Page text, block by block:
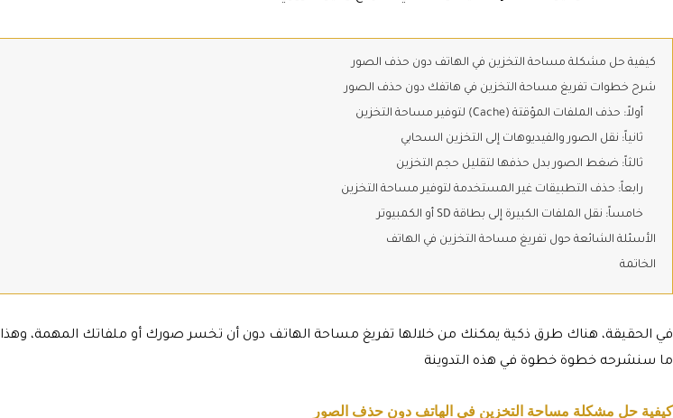
كيفية حل مشكلة مساحة التخزين في الهاتف دون حذف الصور
شرح خطوات تفريغ مساحة التخزين في هاتفك دون حذف الصور
أولاً: حذف الملفات المؤقتة (Cache) لتوفير مساحة التخزين
ثانياً: نقل الصور والفيديوهات إلى التخزين السحابي
ثالثاً: ضغط الصور بدل حذفها لتقليل حجم التخزين
رابعاً: حذف التطبيقات غير المستخدمة لتوفير مساحة التخزين
خامساً: نقل الملفات الكبيرة إلى بطاقة SD أو الكمبيوتر
الأسئلة الشائعة حول تفريغ مساحة التخزين في الهاتف
الخاتمة
في الحقيقة، هناك طرق ذكية يمكنك من خلالها تفريغ مساحة الهاتف دون أن تخسر صورك أو ملفاتك المهمة، وهذا
ما سنشرحه خطوة خطوة في هذه التدوينة
كيفية حل مشكلة مساحة التخزين في الهاتف دون حذف الصور